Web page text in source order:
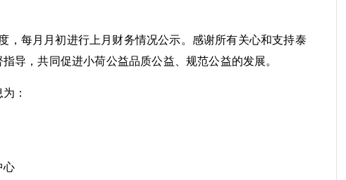
，每月月初进行上月财务情况公示。感谢所有关心和支持泰
导，共同促进小荷公益品质公益、规范公益的发展。
：
心